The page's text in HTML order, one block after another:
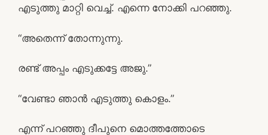
എടുത്തു മാറ്റി വെച്ച്. എന്നെ നോക്കി പറഞ്ഞു.
“അതെന്ന് തോന്നുന്നു.
രണ്ട് അപ്പം എടുക്കട്ടേ അജു.”
“വേണ്ടാ ഞാൻ എടുത്തു കൊളം.”
എന്ന് പറഞ്ഞു ദീപുനെ മൊത്തത്തോടെ